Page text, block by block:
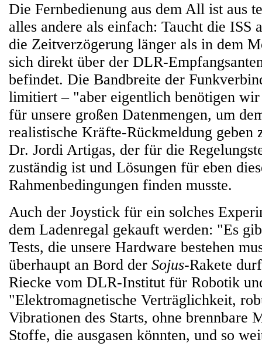
Die Fernbedienung aus dem All ist aus
alles andere als einfach: Taucht die ISS
die Zeitverzögerung länger als in dem
sich direkt über der DLR-
befindet. Die Bandbreite der
limitiert – "aber eigentlich benötigen wir
für unsere großen Datenmengen, um
realistische Kräfte-Rückmeldung geben
Dr. Jordi Artigas, der für die
zuständig ist und Lösungen für eben
Rahmenbedingungen finden musste.
Auch der Joystick für ein solches
dem Ladenregal gekauft werden: "Es
Tests, die unsere Hardware bestehen
überhaupt an Bord der Sojus-Rakete
Riecke vom DLR-Institut für Robotik
"Elektromagnetische Verträglichkeit,
Vibrationen des Starts, ohne brennbare
Stoffe, die ausgasen könnten, und so